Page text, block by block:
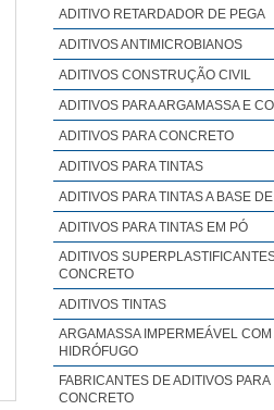
ADITIVO RETARDADOR DE PEGA
ADITIVOS ANTIMICROBIANOS
ADITIVOS CONSTRUÇÃO CIVIL
ADITIVOS PARA ARGAMASSA E
ADITIVOS PARA CONCRETO
ADITIVOS PARA TINTAS
ADITIVOS PARA TINTAS A BASE
ADITIVOS PARA TINTAS EM PÓ
ADITIVOS
CONCRETO
ADITIVOS TINTAS
ARGAMASSA IMPERMEÁVEL COM
HIDRÓFUGO
FABRICANTES DE ADITIVOS PARA
CONCRETO